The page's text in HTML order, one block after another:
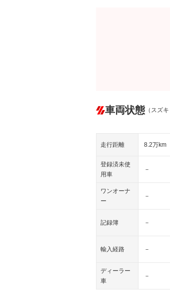
車両状態 （スズ
走行距離 8.2万km
登録済未使
用車
－
ワンオーナ
ー
－
記録簿 －
輸入経路 －
ディーラー
車
－